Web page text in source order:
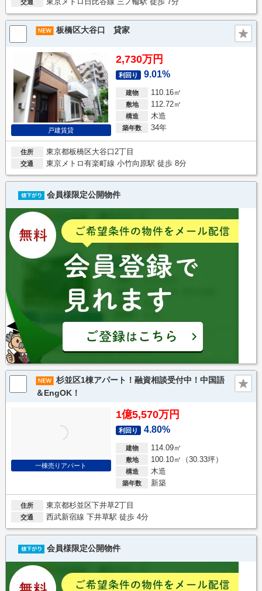
交通
板橋区大谷口 貸家
戸建賃貸
2,730万円
利回り 9.01%
建物 110.16㎡
敷地 112.72㎡
構造 木造
築年数 34年
住所 東京都板橋区大谷口2丁目
交通 東京メトロ有楽町線 小竹向原駅 徒歩 8分
会員様限定公開物件
杉並区1棟アパート！融資相談受付中！中国語
＆EngOK！
一棟売りアパート
1億5,570万円
利回り 4.80%
建物 114.09㎡
敷地 100.10㎡（30.33坪）
構造 木造
築年数 新築
住所 東京都杉並区下井草2丁目
交通 西武新宿線 下井草駅 徒歩 4分
会員様限定公開物件